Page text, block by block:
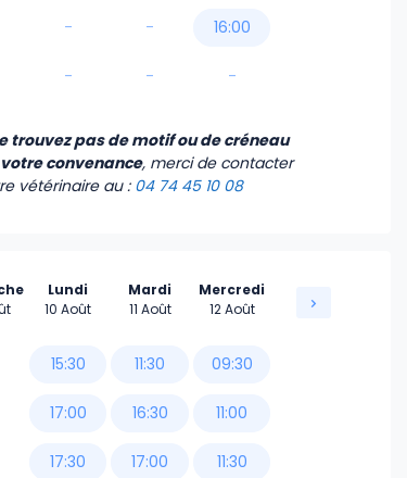
-
-
-
-
16:00
-
trouvez pas de motif ou de créneau
convenance, merci de contacter
vétérinaire au : 04 74 45 10 08
Lundi
10 Août
15:30
17:00
17:30
Mardi
11 Août
11:30
16:30
17:00
Mercredi
12 Août
09:30
11:00
11:30